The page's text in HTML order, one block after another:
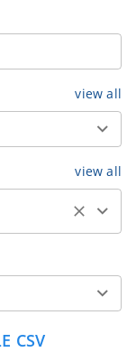
view all
view all
CSV